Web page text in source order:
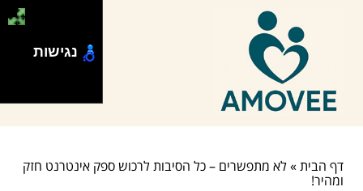
דף הבית»לא מתפשרים – כל הסיבות לרכוש ספק אינטרנט חזק
ומהיר!
נגישות